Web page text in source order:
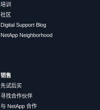
培训
社区
Digital Support Blog
NetApp Neighborhood
销售
先试后买
寻找合作伙伴
与 NetApp 合作